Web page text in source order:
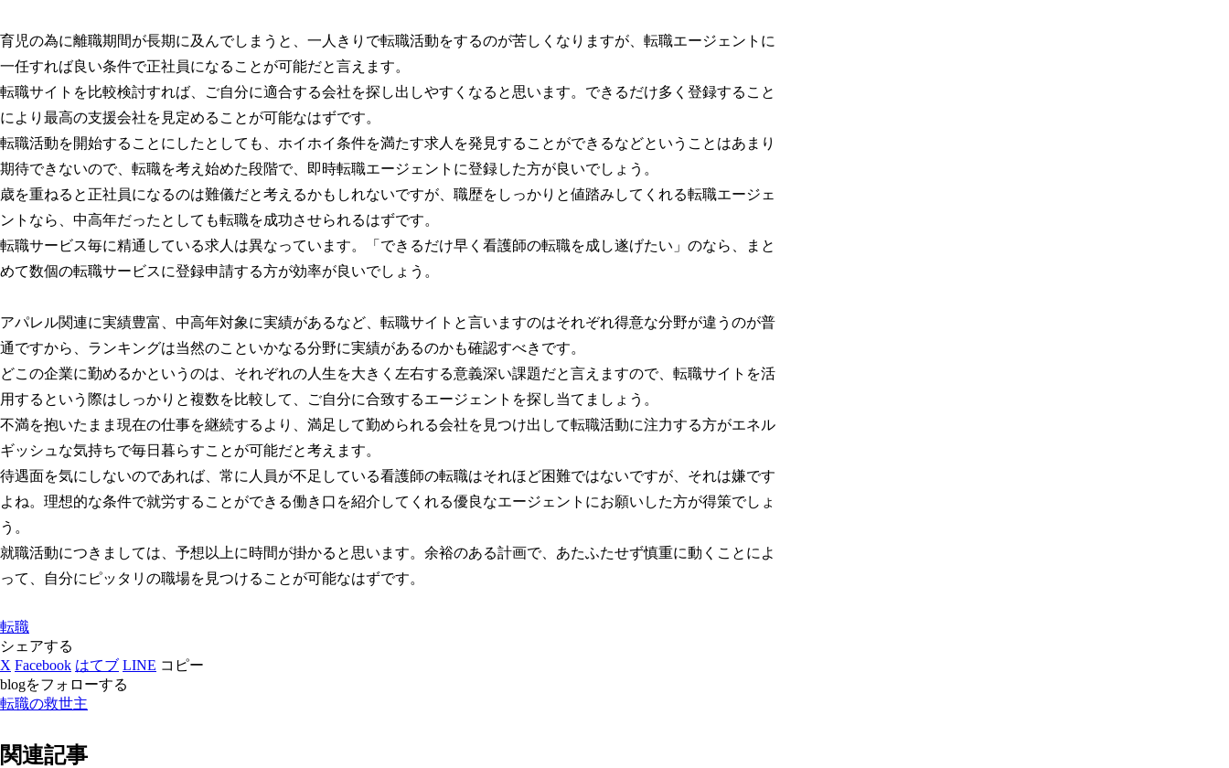
育児の為に離職期間が長期に及んでしまうと、一人きりで転職活動をするのが苦しくなりますが、転職エージェントに
一任すれば良い条件で正社員になることが可能だと言えます。
転職サイトを比較検討すれば、ご自分に適合する会社を探し出しやすくなると思います。できるだけ多く登録すること
により最高の支援会社を見定めることが可能なはずです。
転職活動を開始することにしたとしても、ホイホイ条件を満たす求人を発見することができるなどということはあまり
期待できないので、転職を考え始めた段階で、即時転職エージェントに登録した方が良いでしょう。
歳を重ねると正社員になるのは難儀だと考えるかもしれないですが、職歴をしっかりと値踏みしてくれる転職エージェ
ントなら、中高年だったとしても転職を成功させられるはずです。
転職サービス毎に精通している求人は異なっています。「できるだけ早く看護師の転職を成し遂げたい」のなら、まと
めて数個の転職サービスに登録申請する方が効率が良いでしょう。
アパレル関連に実績豊富、中高年対象に実績があるなど、転職サイトと言いますのはそれぞれ得意な分野が違うのが普
通ですから、ランキングは当然のこといかなる分野に実績があるのかも確認すべきです。
どこの企業に勤めるかというのは、それぞれの人生を大きく左右する意義深い課題だと言えますので、転職サイトを活
用するという際はしっかりと複数を比較して、ご自分に合致するエージェントを探し当てましょう。
不満を抱いたまま現在の仕事を継続するより、満足して勤められる会社を見つけ出して転職活動に注力する方がエネル
ギッシュな気持ちで毎日暮らすことが可能だと考えます。
待遇面を気にしないのであれば、常に人員が不足している看護師の転職はそれほど困難ではないですが、それは嫌です
よね。理想的な条件で就労することができる働き口を紹介してくれる優良なエージェントにお願いした方が得策でしょ
う。
就職活動につきましては、予想以上に時間が掛かると思います。余裕のある計画で、あたふたせず慎重に動くことによ
って、自分にピッタリの職場を見つけることが可能なはずです。
転職
シェアする
X Facebook はてブ LINE コピー
blogをフォローする
転職の救世主
関連記事